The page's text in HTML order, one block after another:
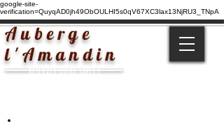
google-site-
verification=QuyqAD0jh49ObOULHI5s0qV67XC3lax13NjRU3_TNpA
Auberge
l'Amandin
Réserver votre table !